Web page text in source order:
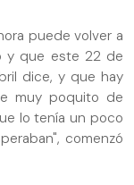
puede volver a
y que este 22 de
dice, y que hay
muy poquito de
lo tenía un poco
comenzó